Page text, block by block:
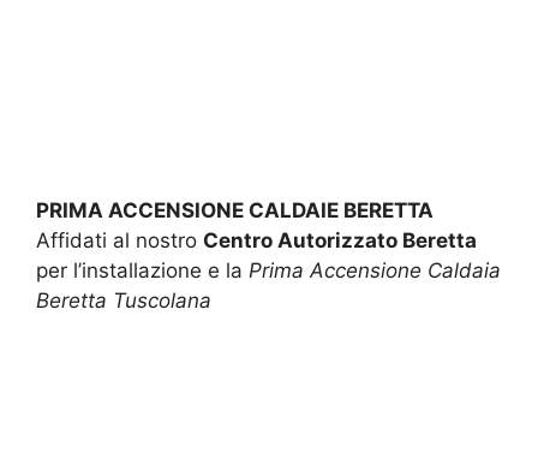
PRIMA ACCENSIONE CALDAIE BERETTA
Affidati al nostro Centro Autorizzato Beretta
per l’installazione e la Prima Accensione Caldaia
Beretta Tuscolana